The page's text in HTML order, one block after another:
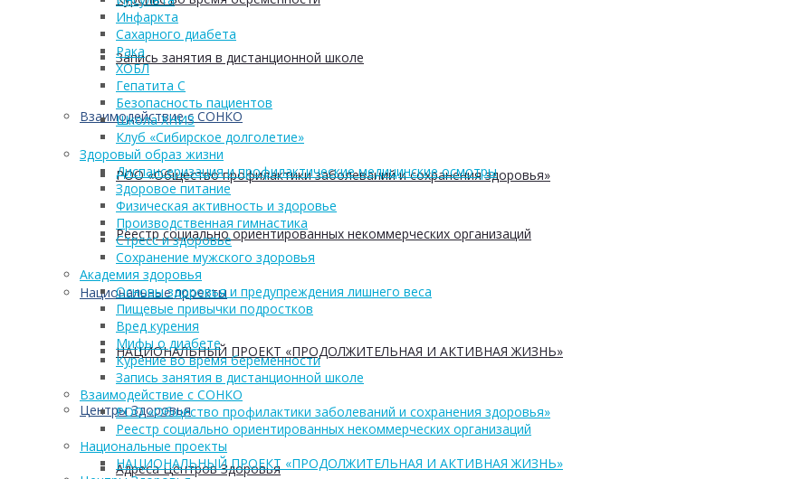
Запись занятия в дистанционной школе
Взаимодействие с СОНКО
РОО «Общество профилактики заболеваний и сохранения здоровья»
Реестр социально ориентированных некоммерческих организаций
Национальные проекты
НАЦИОНАЛЬНЫЙ ПРОЕКТ «ПРОДОЛЖИТЕЛЬНАЯ И АКТИВНАЯ ЖИЗНЬ»
Центры Здоровья
Адреса Центров Здоровья
Инфаркта
Сахарного диабета
Рака
ХОБЛ
Гепатита С
Безопасность пациентов
Школа ХНИЗ
Клуб «Сибирское долголетие»
Здоровый образ жизни
Диспансеризация и профилактические медицинские осмотры
Здоровое питание
Физическая активность и здоровье
Производственная гимнастика
Стресс и здоровье
Сохранение мужского здоровья
Академия здоровья
Основы здоровья и предупреждения лишнего веса
Пищевые привычки подростков
Вред курения
Мифы о диабете
Курение во время беременности
Запись занятия в дистанционной школе
Взаимодействие с СОНКО
РОО «Общество профилактики заболеваний и сохранения здоровья»
Реестр социально ориентированных некоммерческих организаций
Национальные проекты
НАЦИОНАЛЬНЫЙ ПРОЕКТ «ПРОДОЛЖИТЕЛЬНАЯ И АКТИВНАЯ ЖИЗНЬ»